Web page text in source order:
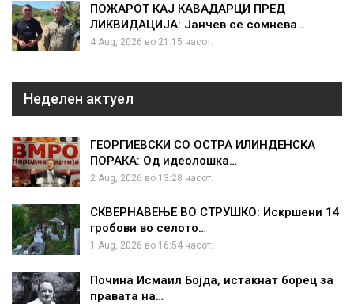
ПОЖАРОТ КАЈ КАВАДАРЦИ ПРЕД
ЛИКВИДАЦИЈА: Јанчев се сомнева…
4 Aug, 2026 во 21:15 часот.
Неделен актуел
ГЕОРГИЕВСКИ СО ОСТРА ИЛИНДЕНСКА
ПОРАКА: Од идеолошка…
2 Aug, 2026 во 13:28 часот.
СКВЕРНАВЕЊЕ ВО СТРУШКО: Искршени 14
гробови во селото…
1 Aug, 2026 во 16:54 часот.
Почина Исмаил Бојда, истакнат борец за
правата на…